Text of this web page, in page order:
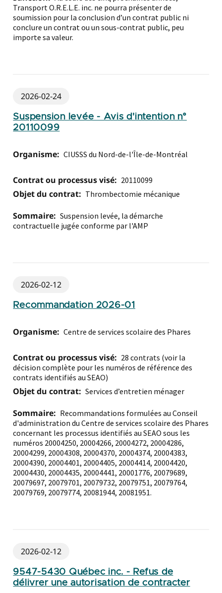
Transport O.R.E.L.E. inc. ne pourra présenter de
soumission pour la conclusion d’un contrat public ni
conclure un contrat ou un sous-contrat public, peu
importe sa valeur.
Suspension levée - Avis d'intention n°
20110099
2026-02-24
Organisme: CIUSSS du Nord-de-l'Île-de-Montréal
Contrat ou processus visé: 20110099
Objet du contrat: Thrombectomie mécanique
Sommaire: Suspension levée, la démarche
contractuelle jugée conforme par l'AMP
Recommandation 2026-01
2026-02-12
Organisme: Centre de services scolaire des Phares
Contrat ou processus visé: 28 contrats (voir la
décision complète pour les numéros de référence des
contrats identifiés au SEAO)
Objet du contrat: Services d’entretien ménager
Sommaire: Recommandations formulées au Conseil
d'administration du Centre de services scolaire des Phares
concernant les processus identifiés au SEAO sous les
numéros 20004250, 20004266, 20004272, 20004286,
20004299, 20004308, 20004370, 20004374, 20004383,
20004390, 20004401, 20004405, 20004414, 20004420,
20004430, 20004435, 20004441, 20001776, 20079689,
20079697, 20079701, 20079732, 20079751, 20079764,
20079769, 20079774, 20081944, 20081951.
9547-5430 Québec inc. - Refus de
délivrer une autorisation de contracter
2026-02-12